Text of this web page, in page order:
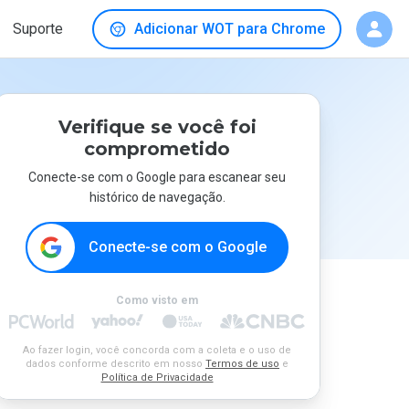
Suporte Adicionar WOT para Chrome
Verifique se você foi
comprometido
Conecte-se com o Google para escanear seu
histórico de navegação.
Conecte-se com o Google
Como visto em
Ao fazer login, você concorda com a coleta e o uso de
dados conforme descrito em nosso Termos de uso e
Política de Privacidade